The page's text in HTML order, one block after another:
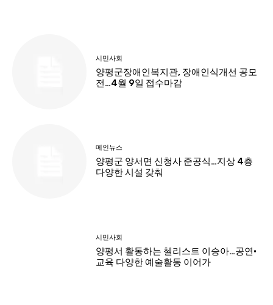
시민사회
양평군장애인복지관, 장애인식개선 공모
전…4월 9일 접수마감
메인뉴스
양평군 양서면 신청사 준공식…지상 4층
다양한 시설 갖춰
시민사회
양평서 활동하는 첼리스트 이승아…공연·
교육 다양한 예술활동 이어가